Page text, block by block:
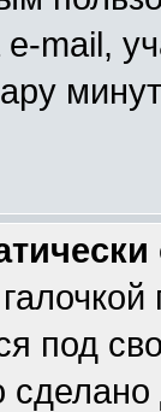
mail,
под